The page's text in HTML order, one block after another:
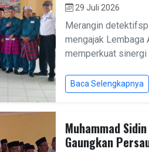
29 Juli 2026
Merangin
mengajak Lembaga
memperkuat sinergi
Baca Selengkapnya
Muhammad
Gaungkan